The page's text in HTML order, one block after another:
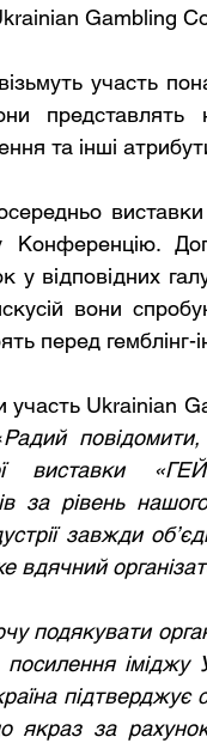
Gambling
участь
представлять
та інші
Конференцію.
у відповідних
вони
перед гемблінг-
Ukrainian
Радий
виставки
за рівень
завжди
вдячний
подякувати
іміджу
підтверджує
якраз за рахунок